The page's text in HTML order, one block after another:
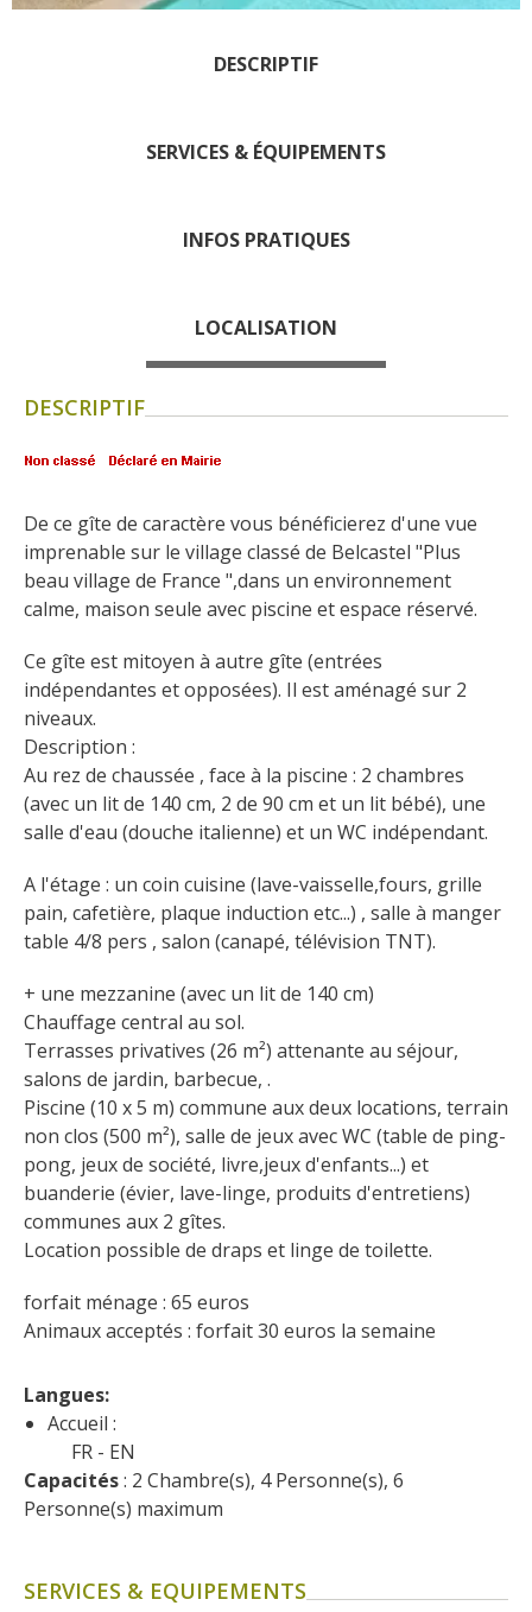
Artistes et artisans d'art
Les vignes
Nos producteurs
Flâner à moins de
cent kilomètres
France
Les villages de caractère
Le Pays des Bastides du
Rouergue
Les Villes et Pays d'art et
d'histoire
Decazeville-Aubin
Patrimoine mondial de
l'UNESCO
DESCRIPTIF
SERVICES & ÉQUIPEMENTS
INFOS PRATIQUES
LOCALISATION
DESCRIPTIF
De ce gîte de caractère vous bénéficierez d'une vue
imprenable sur le village classé de Belcastel "Plus
beau village de France ",dans un environnement
calme, maison seule avec piscine et espace réservé.
Ce gîte est mitoyen à autre gîte (entrées
indépendantes et opposées). Il est aménagé sur 2
niveaux.
Description :
Au rez de chaussée , face à la piscine : 2 chambres
(avec un lit de 140 cm, 2 de 90 cm et un lit bébé), une
salle d'eau (douche italienne) et un WC indépendant.
A l'étage : un coin cuisine (lave-vaisselle,fours, grille
pain, cafetière, plaque induction etc...) , salle à manger
table 4/8 pers , salon (canapé, télévision TNT).
+ une mezzanine (avec un lit de 140 cm)
Chauffage central au sol.
Terrasses privatives (26 m²) attenante au séjour,
salons de jardin, barbecue, .
Piscine (10 x 5 m) commune aux deux locations, terrain
non clos (500 m²), salle de jeux avec WC (table de ping-
pong, jeux de société, livre,jeux d'enfants...) et
buanderie (évier, lave-linge, produits d'entretiens)
communes aux 2 gîtes.
Location possible de draps et linge de toilette.
forfait ménage : 65 euros
Animaux acceptés : forfait 30 euros la semaine
Langues:
Accueil :
FR
EN
Capacités : 2 Chambre(s), 4 Personne(s), 6
Personne(s) maximum
SERVICES & EQUIPEMENTS